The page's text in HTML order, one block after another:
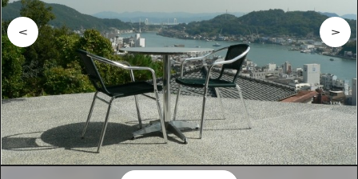
추천
아트
이벤트/축제
음식/술
사이클링
쇼핑
목록
Dive! Hiroshima 공식 가이드
Hiroshima Moshimo Travel
히로시마시 주변
아키(安芸)
관광지・체험
목록
히로시마시 주변
아키(安芸)
빈고(備後)
계절 정보
이벤트
유용한 정보